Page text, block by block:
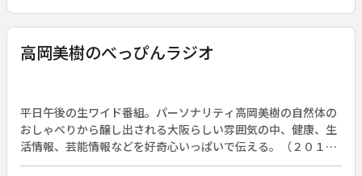
高岡美樹のべっぴんラジオ
平日午後の生ワイド番組。パーソナリティ高岡美樹の自然体の
おしゃべりから醸し出される大阪らしい雰囲気の中、健康、生
活情報、芸能情報などを好奇心いっぱいで伝える。（２０１０
年４月放送開始）◆この日は東京スカイツリー開業日だが、あ